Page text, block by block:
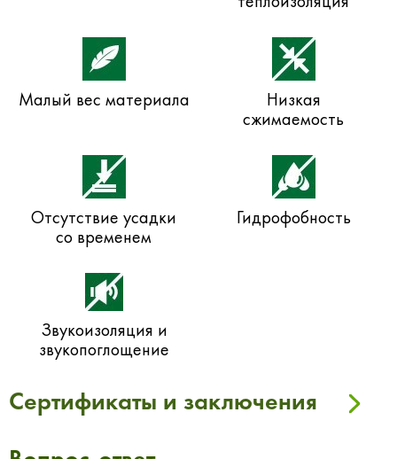
Малый вес материала
Низкая
сжимаемость
Отсутствие усадки
со временем
Гидрофобность
Звукоизоляция и
звукопоглощение
Сертификаты и заключения